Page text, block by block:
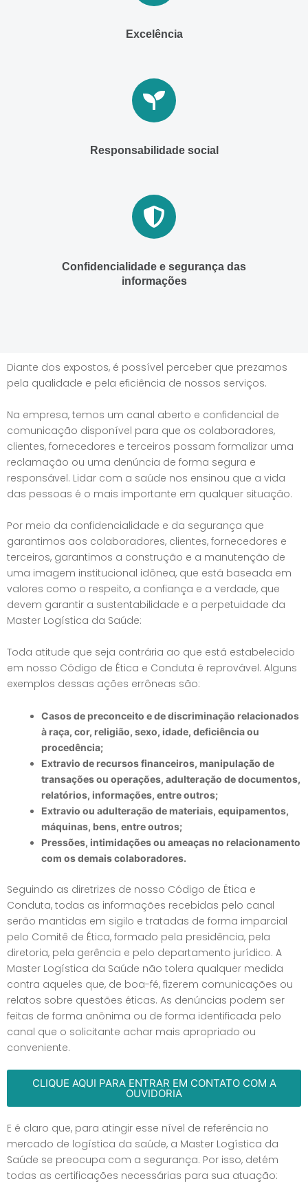
Excelência
Responsabilidade social
Confidencialidade e segurança das
informações
Diante dos expostos, é possível perceber que prezamos
pela qualidade e pela eficiência de nossos serviços.
Na empresa, temos um canal aberto e confidencial de
comunicação disponível para que os colaboradores,
clientes, fornecedores e terceiros possam formalizar uma
reclamação ou uma denúncia de forma segura e
responsável. Lidar com a saúde nos ensinou que a vida
das pessoas é o mais importante em qualquer situação.
Por meio da confidencialidade e da segurança que
garantimos aos colaboradores, clientes, fornecedores e
terceiros, garantimos a construção e a manutenção de
uma imagem institucional idônea, que está baseada em
valores como o respeito, a confiança e a verdade, que
devem garantir a sustentabilidade e a perpetuidade da
Master Logística da Saúde:
Toda atitude que seja contrária ao que está estabelecido
em nosso Código de Ética e Conduta é reprovável. Alguns
exemplos dessas ações errôneas são:
Casos de preconceito e de discriminação relacionados
à raça, cor, religião, sexo, idade, deficiência ou
procedência;
Extravio de recursos financeiros, manipulação de
transações ou operações, adulteração de documentos,
relatórios, informações, entre outros;
Extravio ou adulteração de materiais, equipamentos,
máquinas, bens, entre outros;
Pressões, intimidações ou ameaças no relacionamento
com os demais colaboradores.
Seguindo as diretrizes de nosso Código de Ética e
Conduta, todas as informações recebidas pelo canal
serão mantidas em sigilo e tratadas de forma imparcial
pelo Comitê de Ética, formado pela presidência, pela
diretoria, pela gerência e pelo departamento jurídico. A
Master Logística da Saúde não tolera qualquer medida
contra aqueles que, de boa-fé, fizerem comunicações ou
relatos sobre questões éticas. As denúncias podem ser
feitas de forma anônima ou de forma identificada pelo
canal que o solicitante achar mais apropriado ou
conveniente.
CLIQUE AQUI PARA ENTRAR EM CONTATO COM A
OUVIDORIA
E é claro que, para atingir esse nível de referência no
mercado de logística da saúde, a Master Logística da
Saúde se preocupa com a segurança. Por isso, detém
todas as certificações necessárias para sua atuação: